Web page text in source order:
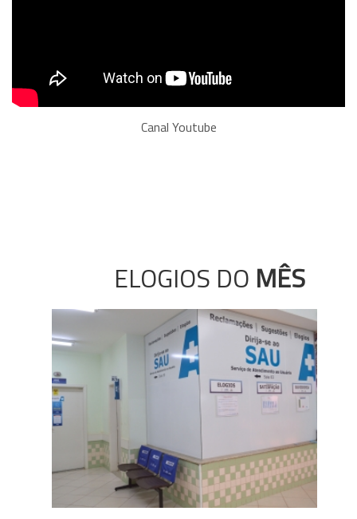
Canal Youtube
ELOGIOS DO MÊS